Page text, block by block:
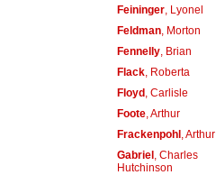
Feininger, Lyonel
Feldman, Morton
Fennelly, Brian
Flack, Roberta
Floyd, Carlisle
Foote, Arthur
Frackenpohl, Arthur
Gabriel, Charles
Hutchinson